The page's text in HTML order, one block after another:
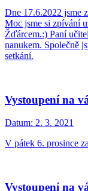
Dne 17.6.2022 jsme
Moc jsme si zpívání
Žďárcem.:) Paní
nanukem. Společně
setkání.
Vystoupení na
Datum: 2. 3. 2021
V pátek 6. prosince
Vystoupení na